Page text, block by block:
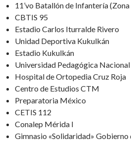
11’vo Batallón de Infantería
CBTIS 95
Estadio Carlos Iturralde Rivero
Unidad Deportiva Kukulkán
Estadio Kukulkán
Universidad Pedagógica Nacional
Hospital de Ortopedia Cruz Roja
Centro de Estudios CTM
Preparatoria México
CETIS 112
Conalep Mérida I
Gimnasio «Solidaridad» Gobierno